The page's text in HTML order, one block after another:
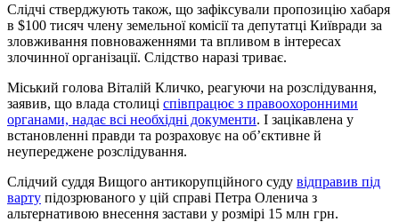
Слідчі стверджують також, що зафіксували пропозицію хабаря
в $100 тисяч члену земельної комісії та депутатці Київради за
зловживання повноваженнями та впливом в інтересах
злочинної організації. Слідство наразі триває.
Міський голова Віталій Кличко, реагуючи на розслідування,
заявив, що влада столиці співпрацює з правоохоронними
органами, надає всі необхідні документи. І зацікавлена у
встановленні правди та розраховує на обʼєктивне й
неупереджене розслідування.
Слідчий суддя Вищого антикорупційного суду відправив під
варту підозрюваного у цій справі Петра Оленича з
альтернативою внесення застави у розмірі 15 млн грн.